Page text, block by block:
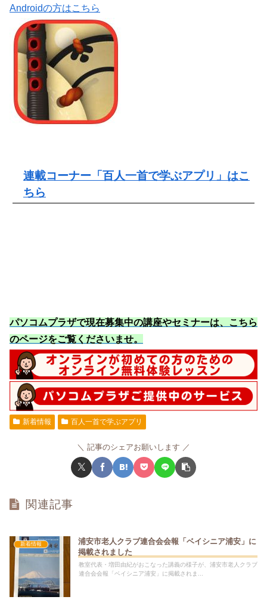
Androidの方はこちら
連載コーナー「百人一首で学ぶアプリ」はこ
ちら
パソコムプラザで現在募集中の講座やセミナーは、こちら
のページをご覧くださいませ。
新着情報 百人一首で学ぶアプリ
記事のシェアお願いします
関連記事
新着情報
浦安市老人クラブ連合会会報「ベイシニア浦安」に
掲載されました
教室代表・増田由紀がおこなった講義の様子が、浦安市老人クラブ
連合会会報「ベイシニア浦安」に掲載されま...